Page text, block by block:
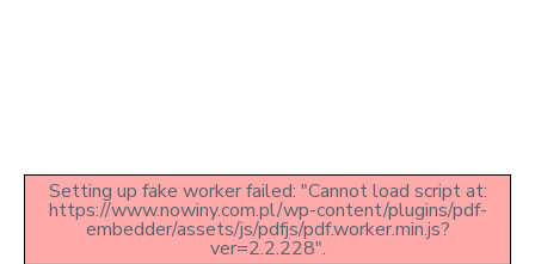
KowaliSetting up fake worker failed: "Cannot load script at:
https://www.nowiny.com.pl/wp-content/plugins/pdf-
embedder/assets/js/pdfjs/pdf.worker.min.js?
ver=2.2.228".